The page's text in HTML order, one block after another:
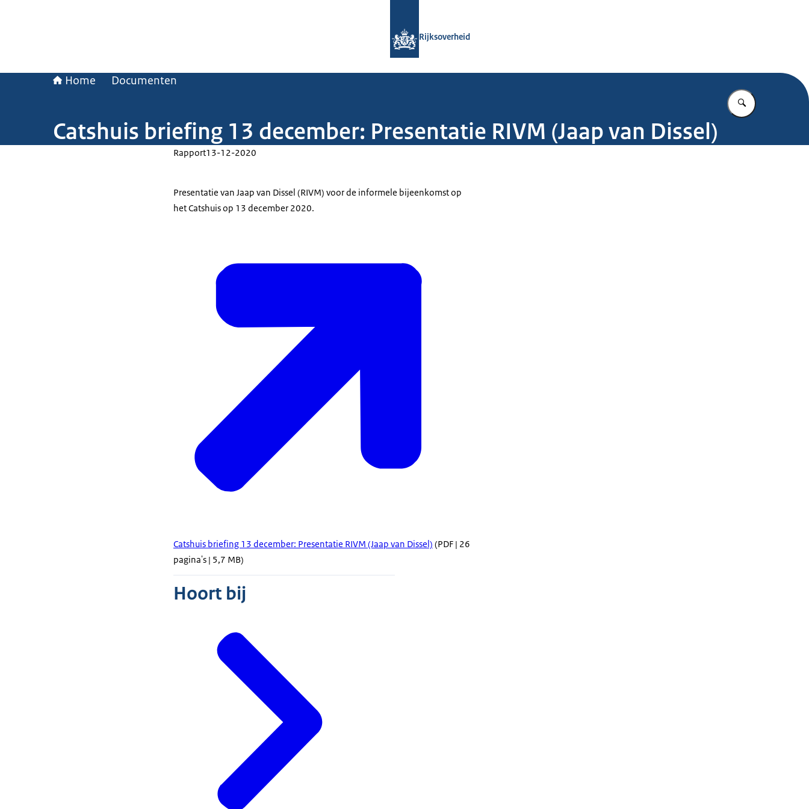
Rijksoverheid
Home Documenten
Vul in wat u
Catshuis briefing 13 december: Presentatie RIVM (Jaap van Dissel)
Rapport13-12-2020
Presentatie van Jaap van Dissel (RIVM) voor de informele bijeenkomst op
het Catshuis op 13 december 2020.
Catshuis briefing 13 december: Presentatie RIVM (Jaap van Dissel) (PDF | 26
pagina's | 5,7 MB)
Hoort bij